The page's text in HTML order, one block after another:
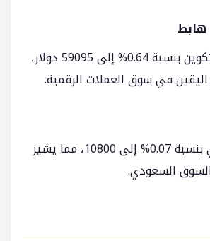
ينخفض سعر البيتكوين بنسبة 0.64% إلى 59095 دولار،
في سوق العملات الرقمية.
يرتفع مؤشر تاسي بنسبة 0.07% إلى 10800، مما يشير
السعودي.